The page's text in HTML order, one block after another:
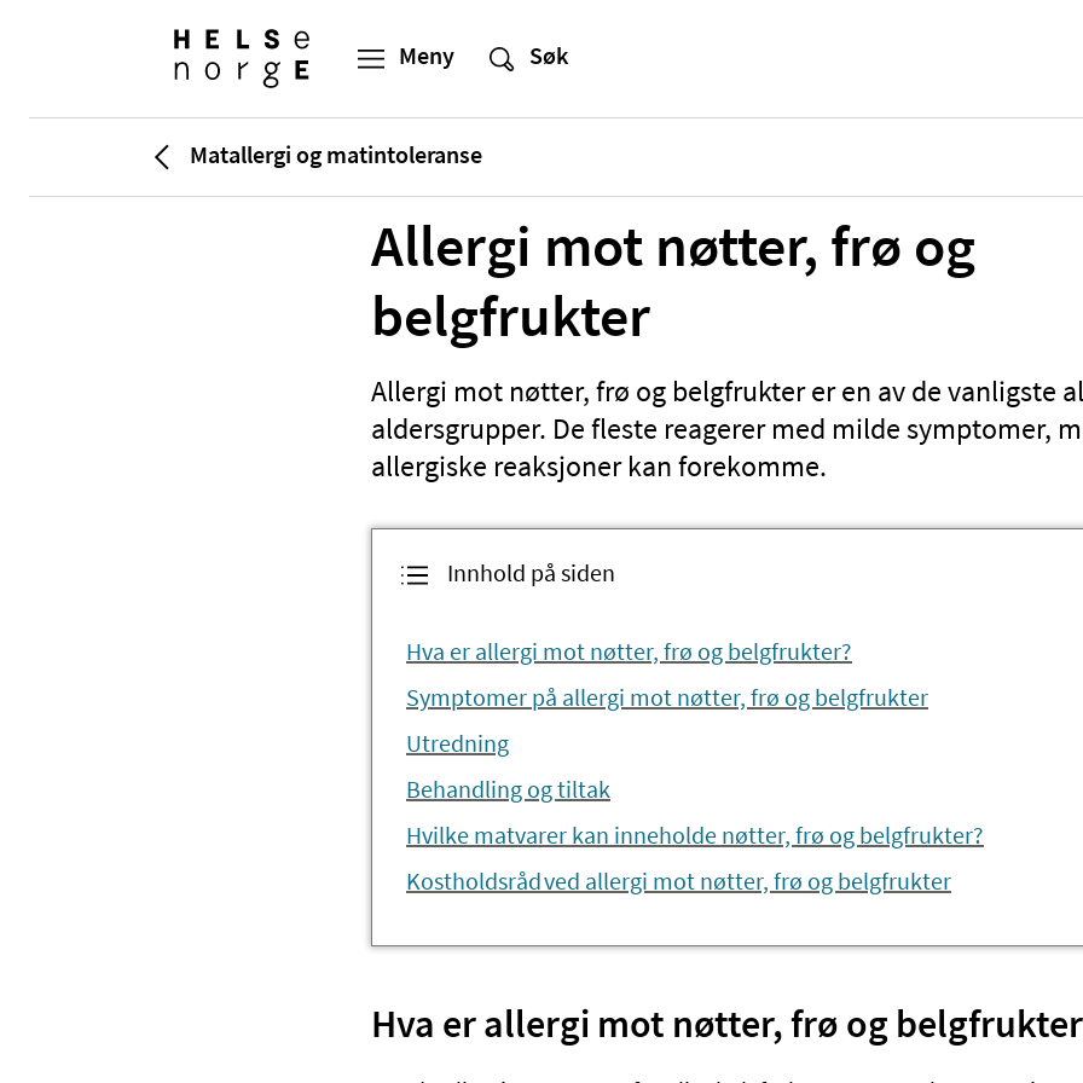
Matallergi og matintoleranse
Allergi mot nøtter, frø og
belgfrukter
Allergi mot nøtter, frø og belgfrukter er en av de vanligste
aldersgrupper. De fleste reagerer med milde symptomer,
allergiske reaksjoner kan forekomme.
Innhold på siden
Hva er allergi mot nøtter, frø og belgfrukter?
Symptomer på allergi mot nøtter, frø og belgfrukter
Utredning
Behandling og tiltak
Hvilke matvarer kan inneholde nøtter, frø og belgfrukter?
Kostholdsråd ved allergi mot nøtter, frø og belgfrukter
Hva er allergi mot nøtter, frø og